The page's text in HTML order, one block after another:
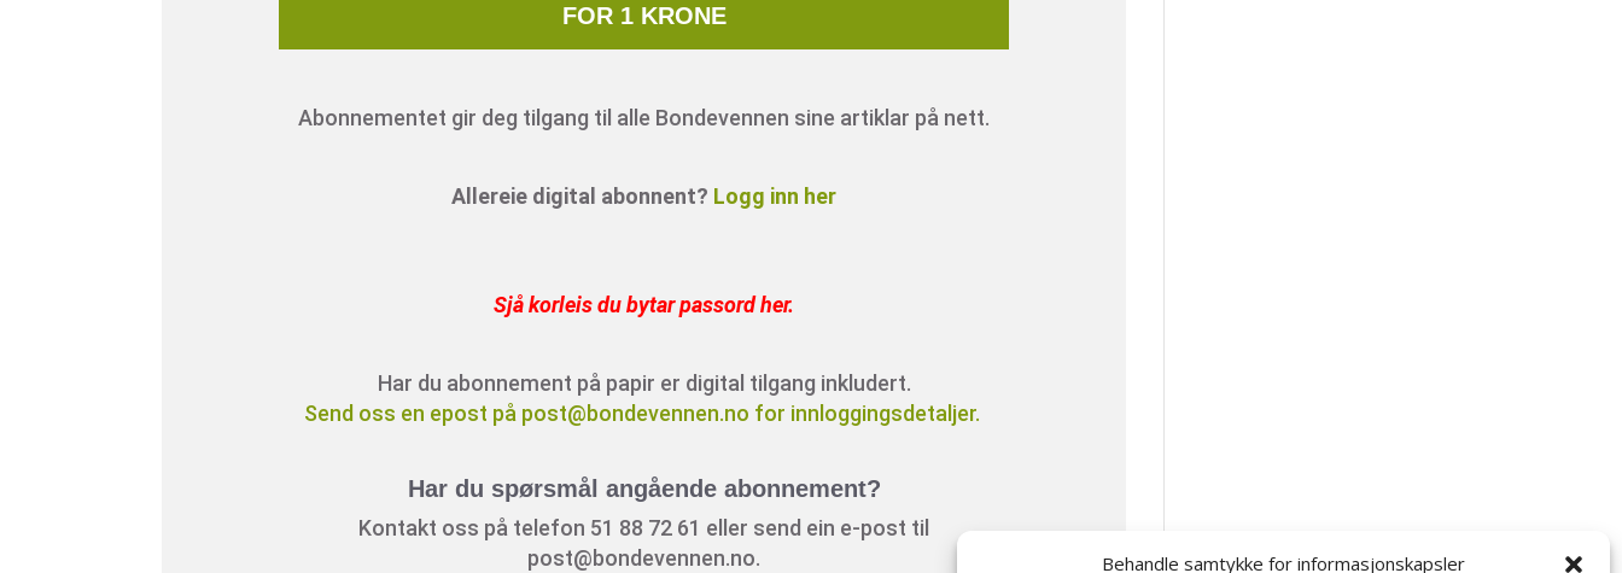
Behandle samtykke for informasjonskapsler
FOR 1 KRONE
Abonnementet gir deg tilgang til alle Bondevennen sine artiklar på nett.
Allereie digital abonnent? Logg inn her
Sjå korleis du bytar passord her.
Har du abonnement på papir er digital tilgang inkludert.
Send oss en epost på post@bondevennen.no for innloggingsdetaljer.
Har du spørsmål angående abonnement?
Kontakt oss på telefon 51 88 72 61 eller send ein e-post til
post@bondevennen.no.